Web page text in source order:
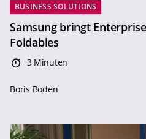
BUSINESS SOLUTIONS
Samsung bringt
Foldables
3 Minuten
Boris Boden